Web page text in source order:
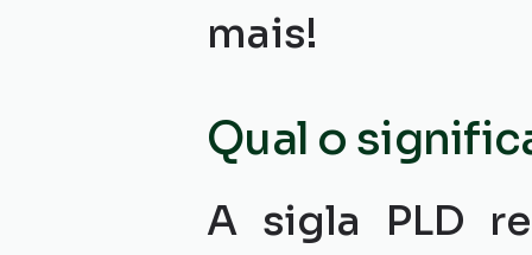
mais!
Qual o
A sigla PLD